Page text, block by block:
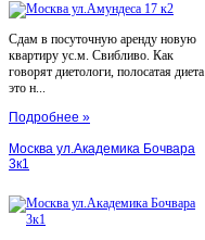
Сдам в посуточную аренду новую
квартиру ус.м. Свибливо. Как
говорят диетологи, полосатая диета
это н...
Подробнее »
Москва ул.Академика Бочвара
3к1